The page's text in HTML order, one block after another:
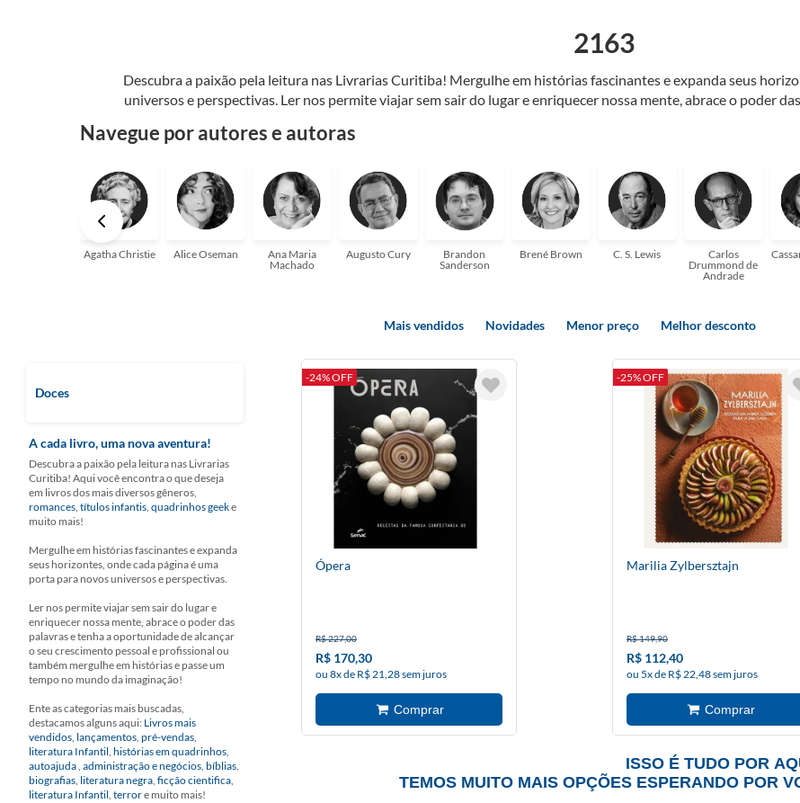
Descubra a paixão pela leitura nas Livrarias Curitiba! Mergulhe em histórias fascinantes e expanda seus
universos e perspectivas. Ler nos permite viajar sem sair do lugar e enriquecer nossa mente, abrace o poder
aqui para ajudar a transformar a sua! Tenha certeza, temos o livro perfeito
2163
Navegue por autores e autoras
Agatha Christie Alice Oseman
Ana Maria
Machado
Augusto Cury
Brandon
Sanderson
Brené Brown C. S. Lewis
Carlos
Drummond de
Andrade
Mais vendidos Novidades Menor preço Melhor desconto
Doces
A cada livro, uma nova aventura!
Descubra a paixão pela leitura nas Livrarias
Curitiba! Aqui você encontra o que deseja
em livros dos mais diversos gêneros,
romances, títulos infantis, quadrinhos geeke
muito mais!
Mergulhe em histórias fascinantes e expanda
seus horizontes, onde cada página é uma
porta para novos universos e perspectivas.
Ler nos permite viajar sem sair do lugar e
enriquecer nossa mente, abrace o poder das
palavras e tenha a oportunidade de alcançar
o seu crescimento pessoal e profissional ou
também mergulhe em histórias e passe um
tempo no mundo da imaginação!
Ente as categorias mais buscadas,
destacamos alguns aqui: Livros mais
vendidos, lançamentos, pré-vendas,
literatura Infantil, histórias em quadrinhos,
autoajuda, administração e negócios, bíblias,
biografias, literatura negra, ficção cientifica,
literatura Infantil, terrore muito mais!
-24% OFF
Ópera
R$ 227,00
R$ 170,30
ou 8x de R$ 21,28 sem juros
-25% OFF
Marilia Zylbersztajn
R$ 149,90
R$ 112,40
ou 5x de R$ 22,48 sem juros
ISSO É TUDO POR
TEMOS MUITO MAIS OPÇÕES ESPERANDO POR